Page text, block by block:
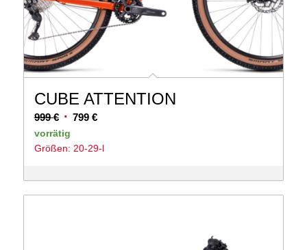
CUBE ATTENTION
999€ Ursprünglicher
Preis
war:
799 €Aktueller
ist:
vorrätig
Größen: 20-29-l